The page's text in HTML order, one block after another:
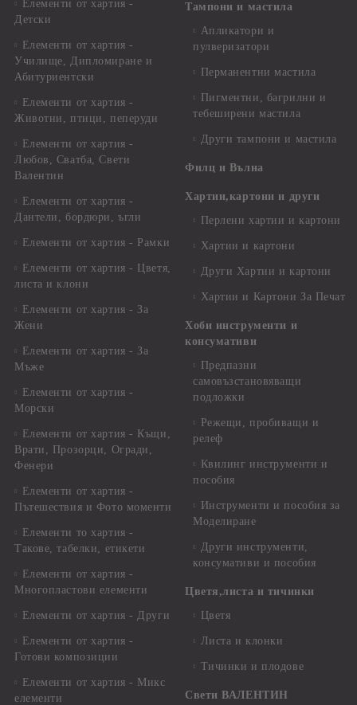
Елементи от хартия -
Детски
Елементи от хартия -
Училище, Дипломиране и
Абитуриентски
Елементи от хартия -
Животни, птици, пеперуди
Елементи от хартия -
Любов, Сватба, Свети
Валентин
Елементи от хартия -
Дантели, бордюри, ъгли
Елементи от хартия - Рамки
Елементи от хартия - Цветя,
листа и клони
Елементи от хартия - За
Жени
Елементи от хартия - За
Мъже
Елементи от хартия -
Морски
Елементи от хартия - Къщи,
Врати, Прозорци, Огради,
Фенери
Елементи от хартия -
Пътешествия и Фото моменти
Елементи то хартия -
Такове, табелки, етикети
Елементи от хартия -
Многопластови елементи
Елементи от хартия - Други
Елементи от хартия -
Готови композиции
Елементи от хартия - Микс
елементи
Тампони и мастила
Апликатори и
пулверизатори
Перманентни мастила
Пигментни, багрилни и
тебеширени мастила
Други тампони и мастила
Филц и Вълна
Хартии,картони и други
Перлени хартии и картони
Хартии и картони
Други Хартии и картони
Хартии и Картони За Печат
Хоби инструменти и
консумативи
Предпазни
самовъзстановяващи
подложки
Режещи, пробиващи и
релеф
Квилинг инструменти и
пособия
Инструменти и пособия за
Моделиране
Други инструменти,
консумативи и пособия
Цветя,листа и тичинки
Цветя
Листа и клонки
Тичинки и плодове
Свети ВАЛЕНТИН